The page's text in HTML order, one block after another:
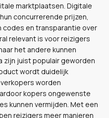
marktplaatsen. Digitale
concurrerende prijzen,
codes en transparantie over
relevant is voor reizigers
het andere kunnen
zijn juist populair geworden
wordt duidelijk
worden
kopers ongewenste
kunnen vermijden. Met een
reizigers meer manieren